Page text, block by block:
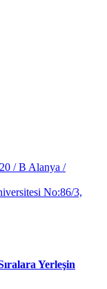
/ B Alanya /
No:86/3,
Yerleşin